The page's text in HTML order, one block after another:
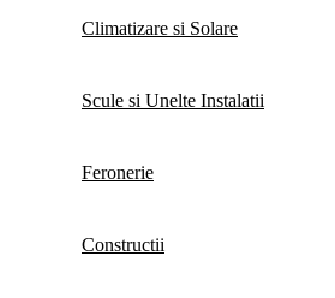
Climatizare si Solare
Scule si Unelte Instalatii
Feronerie
Constructii